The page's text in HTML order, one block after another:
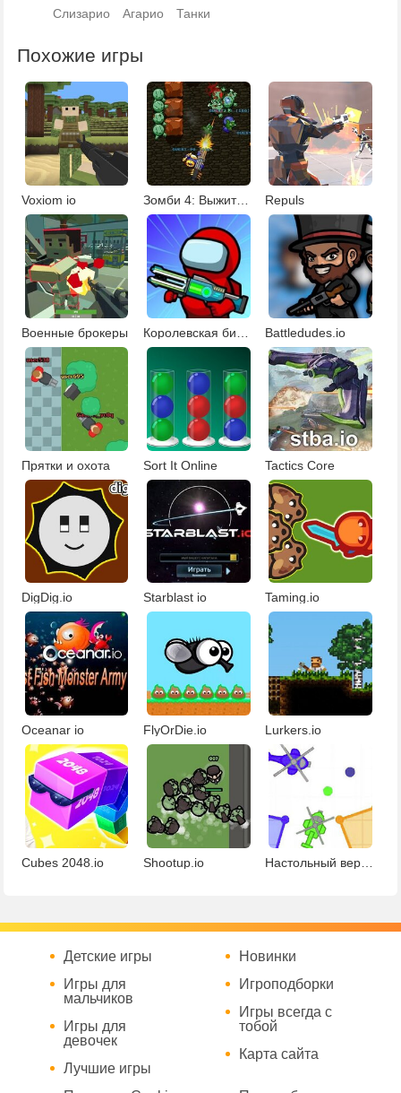
Слизарио
Агарио Танки
Похожие игры
Voxiom io Зомби 4: Выжить в зомби-апокалипсисе Repuls
Военные брокеры Battledudes.io
Прятки и охота Sort It Online Tactics Core
DigDig.io Starblast io Taming.io
Oceanar io FlyOrDie.io Lurkers.io
Cubes 2048.io Shootup.io Настольный вертолет
Детские игры
Игры для
мальчиков
Игры для
девочек
Лучшие игры
Новинки
Игроподборки
Игры всегда с
тобой
Карта сайта